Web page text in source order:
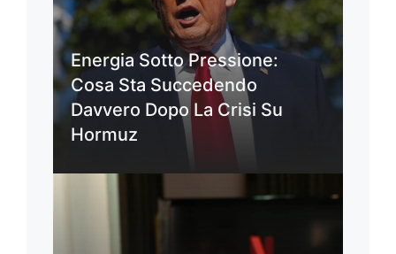
Energia Sotto Pressione:
Cosa Sta Succedendo
Davvero Dopo La Crisi Su
Hormuz